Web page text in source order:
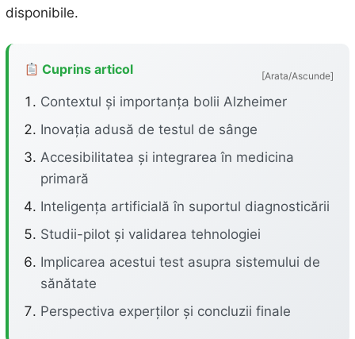
disponibile.
Cuprins articol [Arata/Ascunde]
Contextul și importanța bolii Alzheimer
Inovația adusă de testul de sânge
Accesibilitatea și integrarea în medicina
primară
Inteligența artificială în suportul diagnosticării
Studii-pilot și validarea tehnologiei
Implicarea acestui test asupra sistemului de
sănătate
Perspectiva experților și concluzii finale